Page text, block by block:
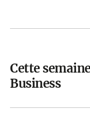
Cette
Business